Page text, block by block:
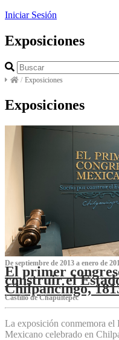
Iniciar Sesión
Exposiciones
/ Exposiciones
Exposiciones
De septiembre de 2013 a enero de
El primer
construir el
Chilpancingo,
Castillo de Chapultepec
La exposición conmemora el
Mexicano celebrado en